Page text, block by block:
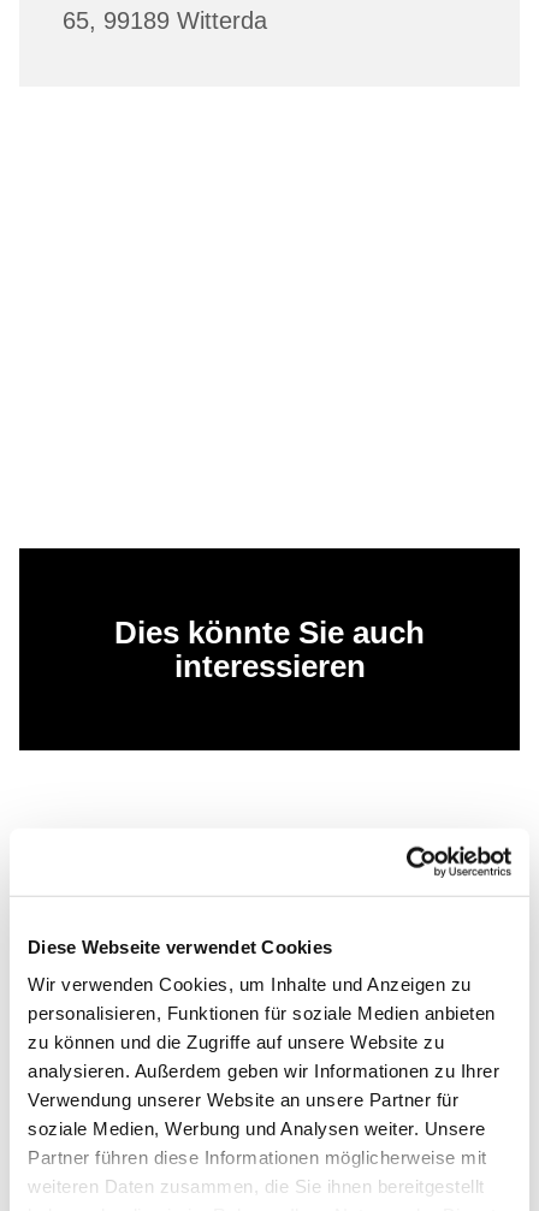
Diese Webseite verwendet Cookies
Wir verwenden Cookies, um Inhalte und Anzeigen zu
personalisieren, Funktionen für soziale Medien anbieten
zu können und die Zugriffe auf unsere Website zu
analysieren. Außerdem geben wir Informationen zu Ihrer
Verwendung unserer Website an unsere Partner für
soziale Medien, Werbung und Analysen weiter. Unsere
Partner führen diese Informationen möglicherweise mit
weiteren Daten zusammen, die Sie ihnen bereitgestellt
65, 99189 Witterda
Dies könnte Sie auch
interessieren